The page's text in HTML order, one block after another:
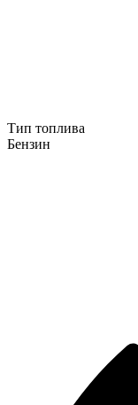
Тип топлива
Бензин